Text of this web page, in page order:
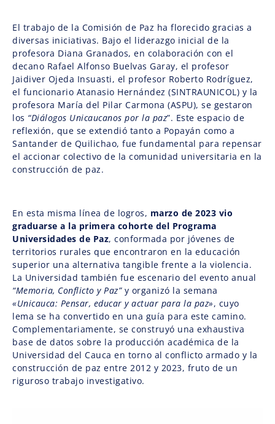
El trabajo de la Comisión de Paz ha florecido gracias a
diversas iniciativas. Bajo el liderazgo inicial de la
profesora Diana Granados, en colaboración con el
decano Rafael Alfonso Buelvas Garay, el profesor
Jaidiver Ojeda Insuasti, el profesor Roberto Rodríguez,
el funcionario Atanasio Hernández (SINTRAUNICOL) y la
profesora María del Pilar Carmona (ASPU), se gestaron
los “Diálogos Unicaucanos por la paz”. Este espacio de
reflexión, que se extendió tanto a Popayán como a
Santander de Quilichao, fue fundamental para repensar
el accionar colectivo de la comunidad universitaria en la
construcción de paz.
En esta misma línea de logros, marzo de 2023 vio
graduarse a la primera cohorte del Programa
Universidades de Paz, conformada por jóvenes de
territorios rurales que encontraron en la educación
superior una alternativa tangible frente a la violencia.
La Universidad también fue escenario del evento anual
“Memoria, Conflicto y Paz”y organizó la semana
«Unicauca: Pensar, educar y actuar para la paz», cuyo
lema se ha convertido en una guía para este camino.
Complementariamente, se construyó una exhaustiva
base de datos sobre la producción académica de la
Universidad del Cauca en torno al conflicto armado y la
construcción de paz entre 2012 y 2023, fruto de un
riguroso trabajo investigativo.